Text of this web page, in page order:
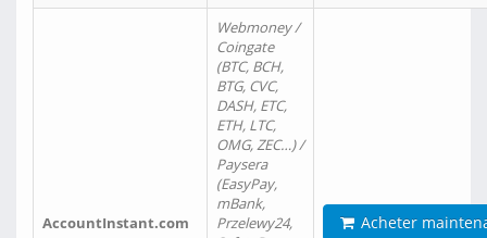
AccountInstant.com
Webmoney /
Coingate
(BTC, BCH,
BTG, CVC,
DASH, ETC,
ETH, LTC,
OMG, ZEC…) /
Paysera
(EasyPay,
mBank,
Przelewy24,
Acheter